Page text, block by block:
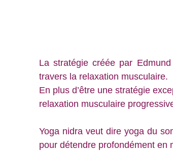
La stratégie créée par
travers la relaxation musculaire.
En plus d’être une stratégie
relaxation musculaire
Yoga nidra veut dire yoga du
pour détendre profondément en